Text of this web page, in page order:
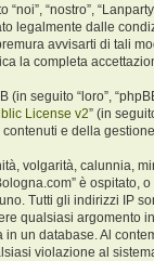
“nostro”,
legalmente dalle
avvisarti di tali
la completa
seguito “loro”,
License v2” (in
e della
volgarità, calunnia,
è
Tutti gli indirizzi IP
qualsiasi argomento
un database. Al
violazione al